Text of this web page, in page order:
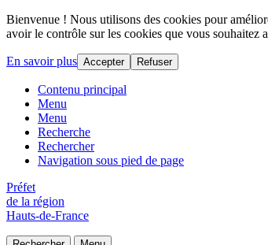
Bienvenue ! Nous utilisons des cookies pour
avoir le contrôle sur les cookies que vous souhaitez
En savoir plus Accepter Refuser
Contenu principal
Menu
Menu
Recherche
Rechercher
Navigation sous pied de page
Préfet
de la région
Hauts-de-France